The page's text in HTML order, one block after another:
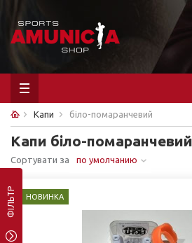
Капи біло-помаранчевий
Капи біло-помаранчевий
Сортувати за по умолчанию
ФІЛЬТР НОВИНКА